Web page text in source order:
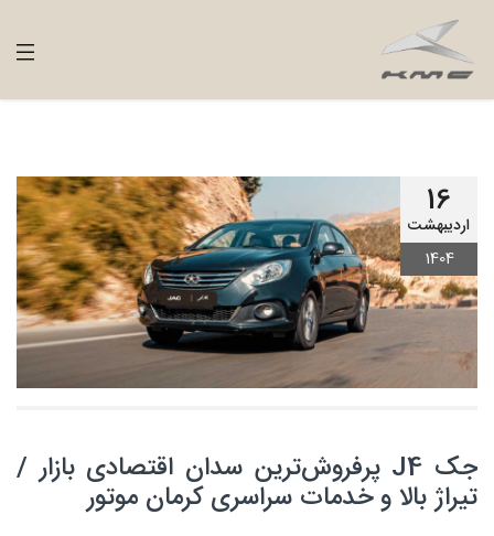
16
اردیبهشت
1404
جک J4 پرفروش‌ترین سدان اقتصادی بازار /
تیراژ بالا و خدمات سراسری کرمان موتور